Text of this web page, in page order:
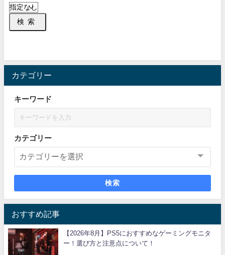
検索
カテゴリー
キーワード
カテゴリー
検索
おすすめ記事
【2026年8月】PS5におすすめなゲーミングモニタ
ー！選び方と注意点について！